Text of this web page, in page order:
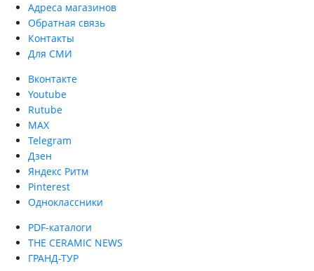
Адреса магазинов
Обратная связь
Контакты
Для СМИ
Вконтакте
Youtube
Rutube
MAX
Telegram
Дзен
Яндекс Ритм
Pinterest
Одноклассники
PDF-каталоги
THE CERAMIC NEWS
ГРАНД-ТУР